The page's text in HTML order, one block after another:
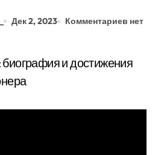
Дек 2, 2023 Комментариев нет